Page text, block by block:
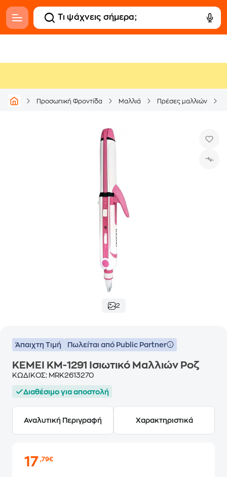
Προσωπική Φροντίδα Μαλλιά Πρέσες μαλλιών
2
Άπαιχτη Τιμή Πωλείται από Public Partner
KEMEI KM-1291 Ισιωτικό Μαλλιών Ροζ
ΚΩΔΙΚΟΣ: MRK2613270
Διαθέσιμο για αποστολή
Αναλυτική Περιγραφή Χαρακτηριστικά
17,79€